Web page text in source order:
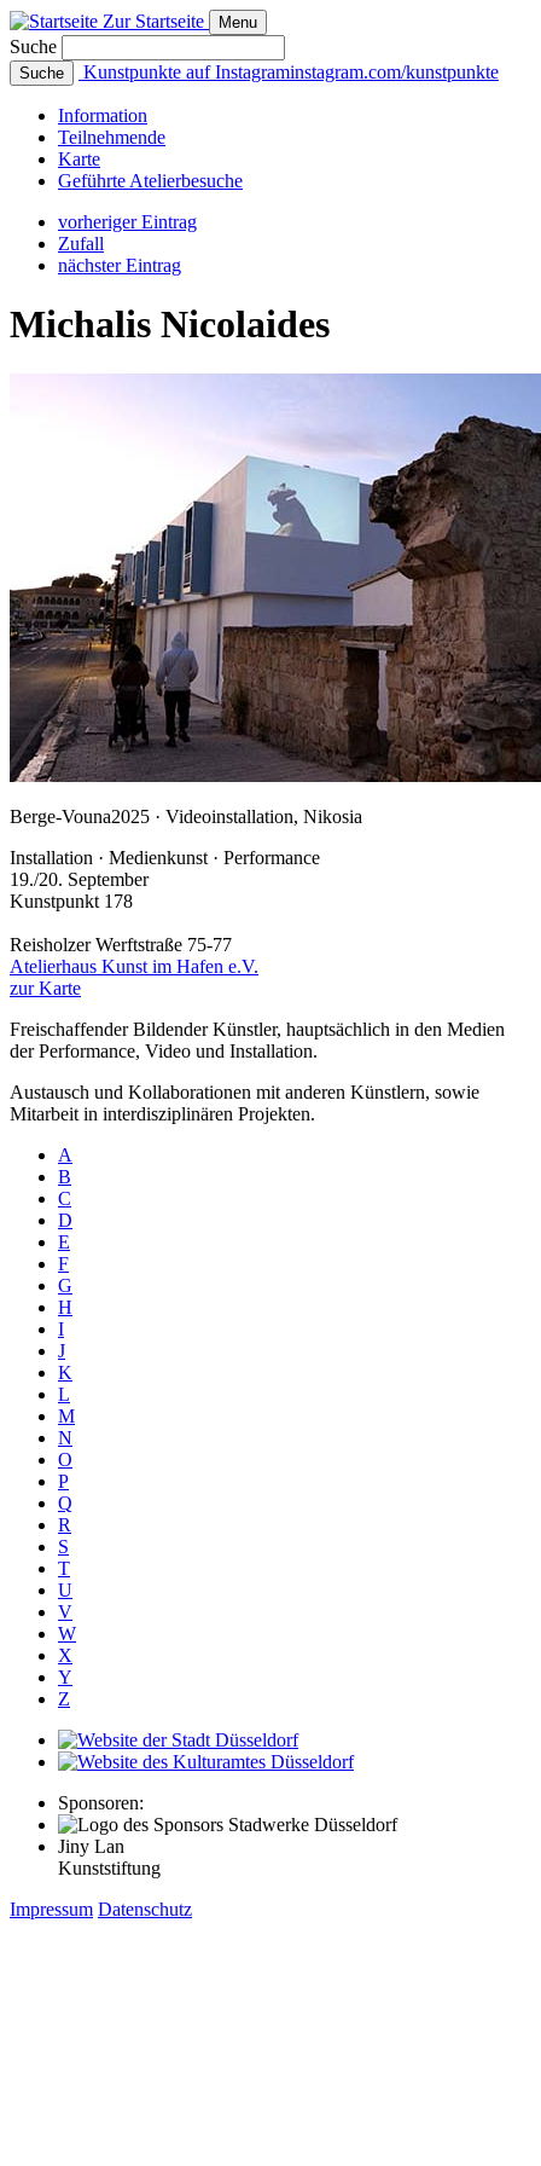
Zur Startseite Menu
Suche
Suche Kunstpunkte auf Instagraminstagram.com/kunstpunkte
Information
Teilnehmende
Karte
Geführte Atelierbesuche
vorheriger Eintrag
Zufall
nächster Eintrag
Michalis Nicolaides
Berge-Vouna2025 · Videoinstallation, Nikosia
Installation · Medienkunst · Performance
19./20. September
Kunstpunkt 178
Reisholzer Werftstraße 75-77
Atelierhaus Kunst im Hafen e.V.
zur Karte
Freischaffender Bildender Künstler, hauptsächlich in den Medien
der Performance, Video und Installation.
Austausch und Kollaborationen mit anderen Künstlern, sowie
Mitarbeit in interdisziplinären Projekten.
A
B
C
D
E
F
G
H
I
J
K
L
M
N
O
P
Q
R
S
T
U
V
W
X
Y
Z
Sponsoren:
Jiny Lan
Kunststiftung
Impressum Datenschutz